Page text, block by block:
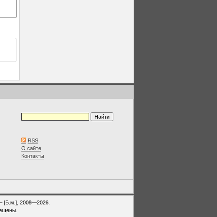
RSS
О сайте
Контакты
[Б.м.], 2008—2026.